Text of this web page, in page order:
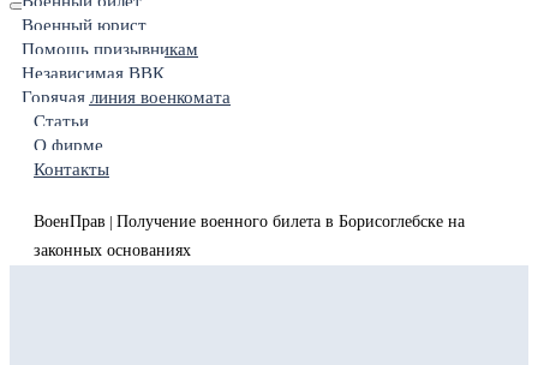
Военный юрист
Помощь призывникам
Независимая ВВК
Горячая линия военкомата
Статьи
О фирме
Контакты
ВоенПрав
Получение военного билета в Борисоглебске на
законных основаниях